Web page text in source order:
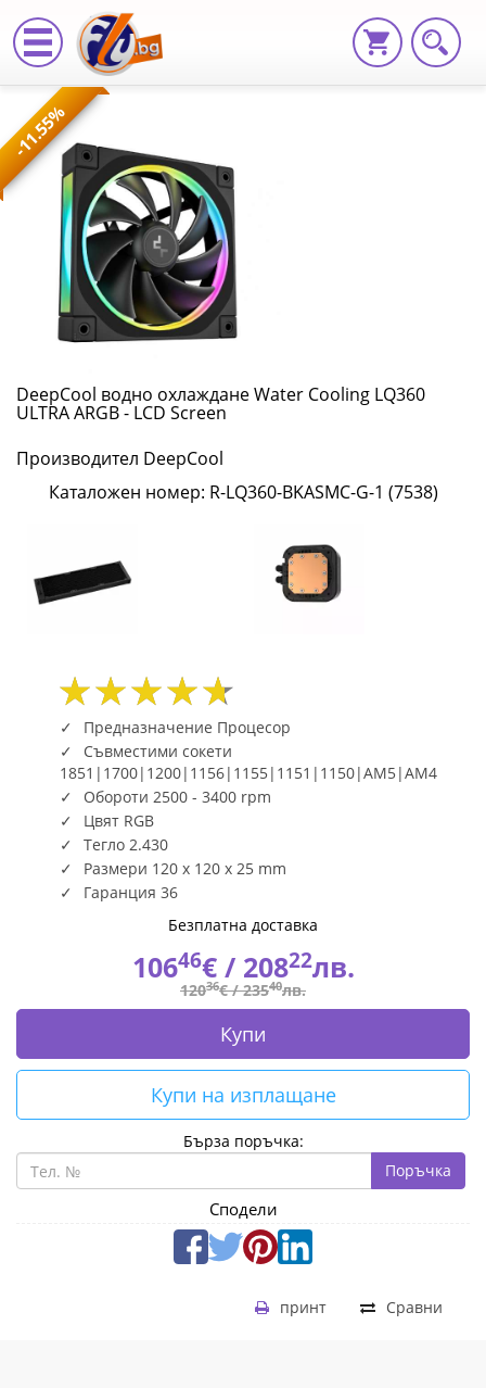
DeepCool
водно
охлаждане
Water
Cooling
LQ360
ULTRA
ARGB
-
LCD
Screen
R-
LQ360-
G-
1
(7538)
|
Fly.bg
-11.55%
DeepCool водно охлаждане Water Cooling LQ360
ULTRA ARGB - LCD Screen
Производител DeepCool
Каталожен номер: R-LQ360-BKASMC-G-1 (7538)
Предназначение Процесор
Съвместими сокети
1851|1700|1200|1156|1155|1151|1150|AM5|AM4
Обороти 2500 - 3400 rpm
Цвят RGB
Тегло 2.430
Размери 120 x 120 x 25 mm
Гаранция 36
Безплатна доставка
10646€ / 20822лв.
12036€ /23540лв.
Купи
Купи на изплащане
Бърза поръчка:
Поръчка
Сподели
Сравни
принт